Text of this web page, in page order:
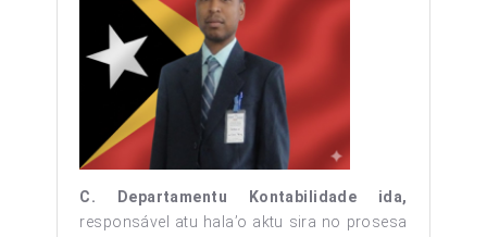
C. Departamentu Kontabilidade ida,
responsável atu hala’o aktu sira no prosesa